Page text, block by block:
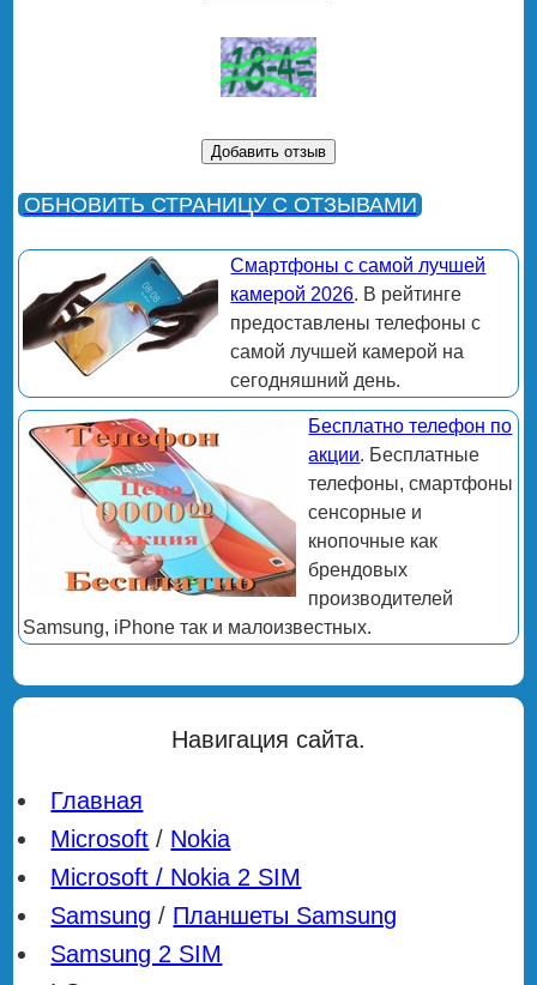
ОБНОВИТЬ СТРАНИЦУ С ОТЗЫВАМИ
Смартфоны с самой лучшей
камерой 2026. В рейтинге
предоставлены телефоны с
самой лучшей камерой на
сегодняшний день.
Бесплатно телефон по
акции. Бесплатные
телефоны, смартфоны
сенсорные и
кнопочные как
брендовых
производителей
Samsung, iPhone так и малоизвестных.
Навигация сайта.
Главная
Microsoft / Nokia
Microsoft / Nokia 2 SIM
Samsung / Планшеты Samsung
Samsung 2 SIM